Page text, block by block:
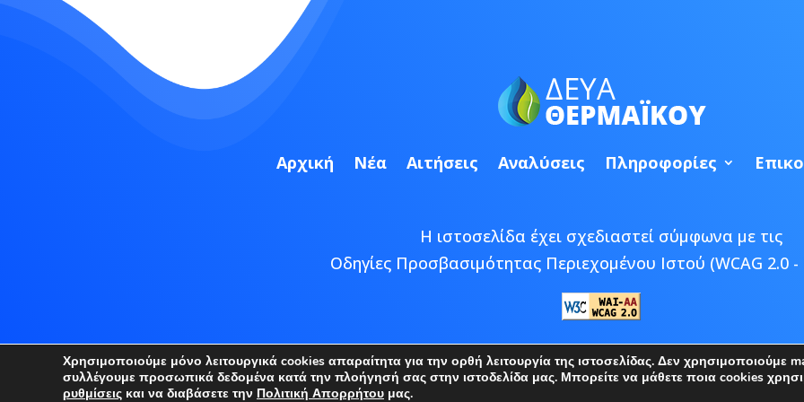
Αρχική Νέα Αιτήσεις Αναλύσεις Πληροφορίες
Η ιστοσελίδα έχει σχεδιαστεί σύμφωνα με τις
Οδηγίες Προσβασιμότητας Περιεχομένου Ιστού (WCAG 2.0 -
Copyright © 2026 ΔΕΥΑ Θερμαϊκού | Developed byEpic Bee
Χρησιμοποιούμε μόνο λειτουργικά cookies απαραίτητα για την ορθή λειτουργία της ιστοσελίδας. Δεν χρησιμοποιούμε
συλλέγουμε προσωπικά δεδομένα κατά την πλοήγησή σας στην ιστοδελίδα μας. Μπορείτε να μάθετε ποια cookies
ρυθμίσεις και να διαβάσετε την Πολιτική Απορρήτου μας.